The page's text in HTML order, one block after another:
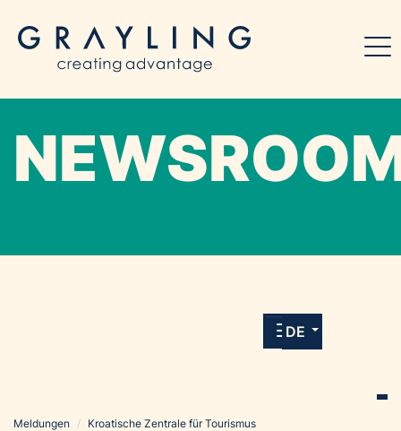
allen Meldungen und Downloads unserer
DE
Meldungen / Kroatische Zentrale für Tourismus